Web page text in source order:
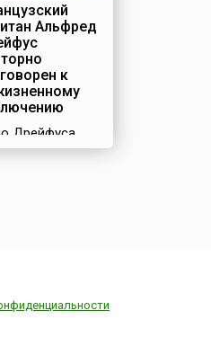
Альфред
к
Дрейфуса,
французы
и Европы